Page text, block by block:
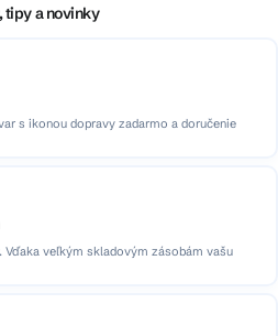
tipy a novinky
s ikonou dopravy zadarmo a doručenie
veľkým skladovým zásobám vašu